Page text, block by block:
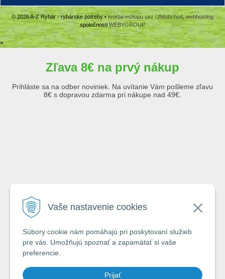
Vaše nastavenie cookies
Súbory cookie nám pomáhajú pri poskytovaní služieb
pre vás. Umožňujú spoznať a zapamätať si vaše
preferencie.
Prijať
© 2026 A-Z Rybár - rybárske potreby •tvorba eshopu cez UNIobchod, webhosting
spoločnosti WEBYGROUP
×
Zľava 8€ na prvý nákup
Prihláste sa na odber noviniek. Na uvítanie Vám pošleme zľavu
8€ s dopravou zdarma pri nákupe nad 49€.
Krstné meno
Odoslaním formuláru súhlasím so zásadami
ochrany a spracovávania